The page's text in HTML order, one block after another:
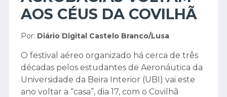
AOS CÉUS DA COVILHÃ
Por: Diário Digital Castelo Branco/Lusa
O festival aéreo organizado há cerca de três
décadas pelos estudantes de Aeronáutica da
Universidade da Beira Interior (UBI) vai este
ano voltar a “casa”, dia 17, com o Covilhã